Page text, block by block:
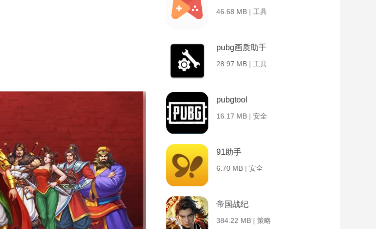
46.68 MB | 工具
pubg画质助手
28.97 MB | 工具
pubgtool
16.17 MB | 安全
91助手
6.70 MB | 安全
帝国战纪
384.22 MB | 策略